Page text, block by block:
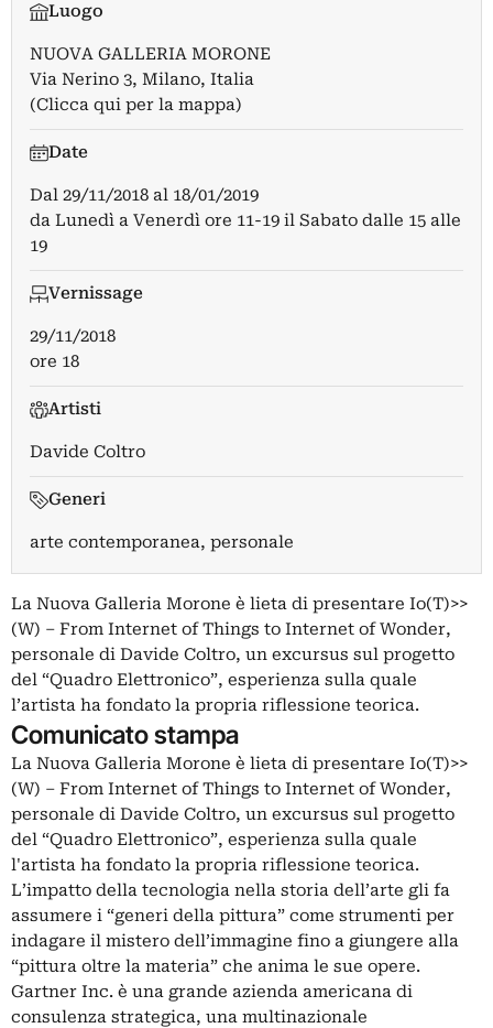
Luogo
NUOVA GALLERIA MORONE
Via Nerino 3, Milano, Italia
(Clicca qui per la mappa)
Date
Dal 29/11/2018 al 18/01/2019
da Lunedì a Venerdì ore 11-19 il Sabato dalle 15 alle
19
Vernissage
29/11/2018
ore 18
Artisti
Davide Coltro
Generi
arte contemporanea, personale
La Nuova Galleria Morone è lieta di presentare Io(T)>>
(W) – From Internet of Things to Internet of Wonder,
personale di Davide Coltro, un excursus sul progetto
del “Quadro Elettronico”, esperienza sulla quale
l’artista ha fondato la propria riflessione teorica.
Comunicato stampa
La Nuova Galleria Morone è lieta di presentare Io(T)>>
(W) – From Internet of Things to Internet of Wonder,
personale di Davide Coltro, un excursus sul progetto
del “Quadro Elettronico”, esperienza sulla quale
l'artista ha fondato la propria riflessione teorica.
L’impatto della tecnologia nella storia dell’arte gli fa
assumere i “generi della pittura” come strumenti per
indagare il mistero dell’immagine fino a giungere alla
“pittura oltre la materia” che anima le sue opere.
Gartner Inc. è una grande azienda americana di
consulenza strategica, una multinazionale